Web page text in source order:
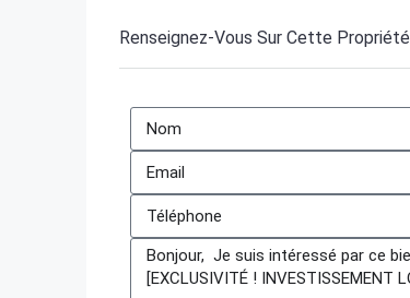
Renseignez-Vous Sur Cette Propriété